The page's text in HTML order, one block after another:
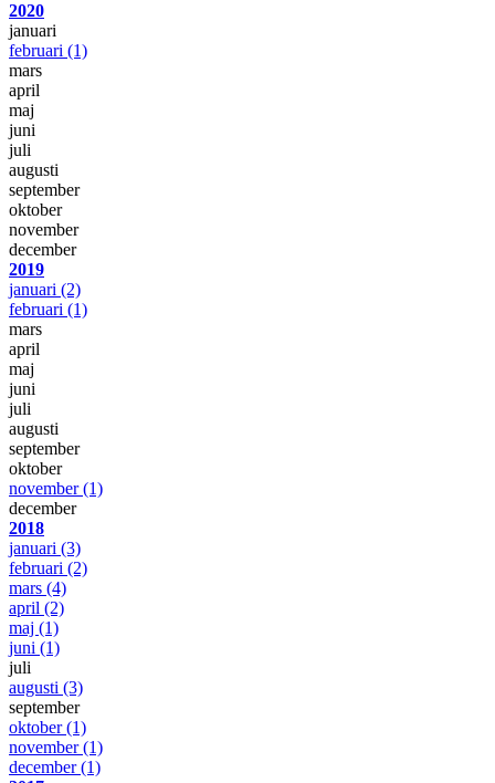
2020
januari
februari (1)
mars
april
maj
juni
juli
augusti
september
oktober
november
december
2019
januari (2)
februari (1)
mars
april
maj
juni
juli
augusti
september
oktober
november(1)
december
2018
januari (3)
februari (2)
mars (4)
april (2)
maj (1)
juni (1)
juli
augusti (3)
september
oktober(1)
november(1)
december(1)